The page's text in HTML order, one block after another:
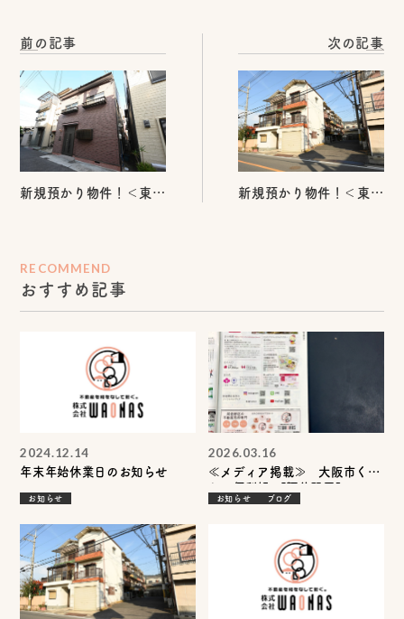
前の記事
新規預かり物件！＜東成
次の記事
新規預かり物件！＜東大
RECOMMEND
おすすめ記事
年末年始休業日のお知らせ
2024.12.14
お知らせ
≪メディア掲載≫ 大阪市くら
2026.03.16
お知らせ ブログ